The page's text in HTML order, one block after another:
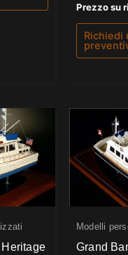
Valutato
su
Prezzo su
Richiedi
Modelli
Grand